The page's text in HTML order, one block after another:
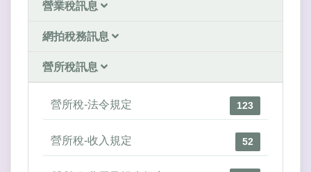
營業稅訊息
網拍稅務訊息
營所稅訊息
營所稅-法令規定 123
營所稅-收入規定 52